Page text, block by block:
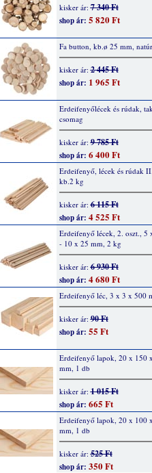
kisker ár:7 340 Ft
shop ár: 5 820 Ft
Fa button, kb.ø 25 mm,
kisker ár:2 445 Ft
shop ár: 1 965 Ft
Erdeifenyőlécek és rúdak,
csomag
kisker ár:9 785 Ft
shop ár: 6 400 Ft
Erdeifenyő, lécek és rúdak
kb.2 kg
kisker ár:6 115 Ft
shop ár: 4 525 Ft
Erdeifenyő lécek, 2. oszt., 5
- 10 x 25 mm, 2 kg
kisker ár:6 930 Ft
shop ár: 4 680 Ft
Erdeifenyő léc, 3 x 3 x 500
kisker ár:90 Ft
shop ár: 55 Ft
Erdeifenyő lapok, 20 x 150
mm, 1 db
kisker ár:1 015 Ft
shop ár: 665 Ft
Erdeifenyő lapok, 20 x 100
mm, 1 db
kisker ár:525 Ft
shop ár: 350 Ft